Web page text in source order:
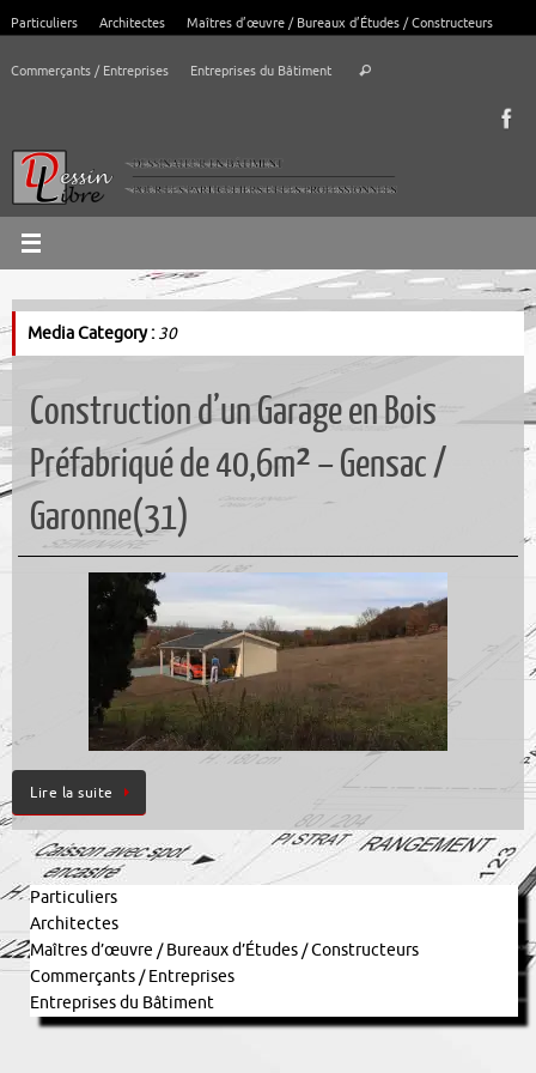
au
contenu
Particuliers Architectes Maîtres d’œuvre / Bureaux d’Études / Constructeurs
Commerçants / Entreprises Entreprises du Bâtiment Rechercher
Media Category :30
Construction d’un Garage en Bois
Préfabriqué de 40,6m² – Gensac /
Garonne(31)
Lire la suite
Particuliers
Architectes
Maîtres d’œuvre / Bureaux d’Études / Constructeurs
Commerçants / Entreprises
Entreprises du Bâtiment